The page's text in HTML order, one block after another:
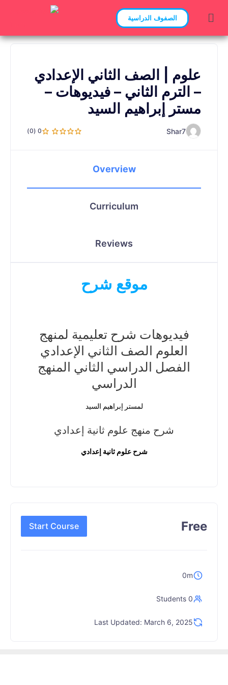
الصفوف الدراسية
علوم | الصف الثاني الإعدادي
– الترم الثاني – فيديوهات –
مستر إبراهيم السيد
Shar7
0 (0)
Overview
Curriculum
Reviews
موقع شرح
فيديوهات شرح تعليمية لمنهج
العلوم الصف الثاني الإعدادي
الفصل الدراسي الثاني المنهج
الدراسي
لمستر إبراهيم السيد
شرح منهج علوم ثانية إعدادي
شرح علوم ثانية إعدادي
Free
Start Course
0m
0 Students
Last Updated: March 6, 2025